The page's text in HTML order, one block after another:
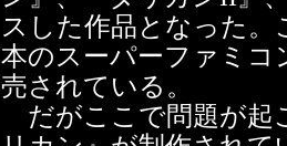
スした作品となった
本のスーパーファミ
売されている。
だがここで問題が起